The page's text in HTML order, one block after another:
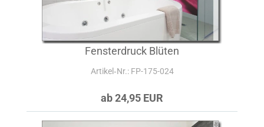
Fensterdruck Blüten
Artikel‑Nr.: FP-175-024
ab 24,95 EUR